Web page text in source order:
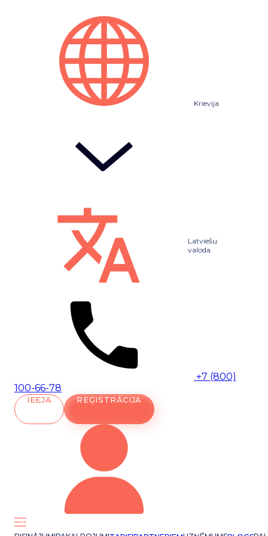
Krievija
Latviešu
valoda
+7 (800)
100-66-78
IEEJA REĢISTRĀCIJA